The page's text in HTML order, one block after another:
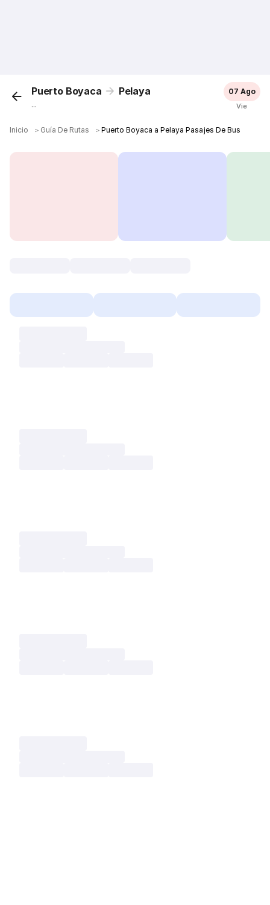
Puerto Boyaca Pelaya
...
07 Ago
Vie
Inicio ＞ Guía De Rutas ＞Puerto Boyaca a Pelaya Pasajes De Bus